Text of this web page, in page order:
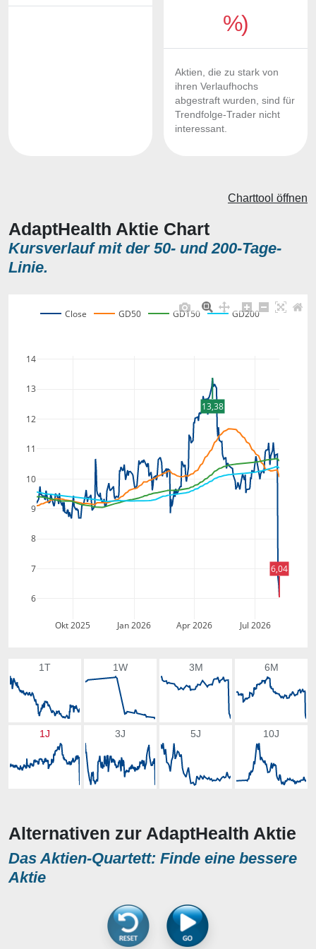
%)
Aktien, die zu stark von
ihren Verlaufhochs
abgestraft wurden, sind für
Trendfolge-Trader nicht
interessant.
AdaptHealth Aktie Chart
Kursverlauf mit der 50- und 200-Tage-
Linie.
Charttool öffnen
Okt 2025 Jan 2026 Apr 2026 Jul 2026
6
7
8
9
10
11
12
13
14
Close GD50 GD150 GD200
13,38
6,04
1T 1W 3M 6M
1J 3J 5J 10J
Alternativen zur AdaptHealth Aktie
Das Aktien-Quartett: Finde eine bessere
Aktie